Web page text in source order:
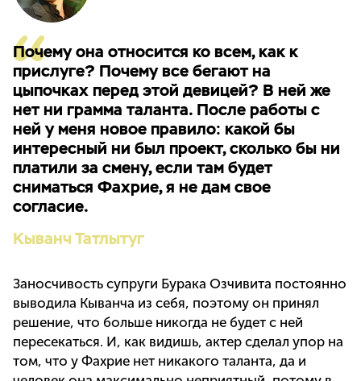
Почему она относится ко всем, как к
прислуге? Почему все бегают на
цыпочках перед этой девицей? В ней же
нет ни грамма таланта. После работы с
ней у меня новое правило: какой бы
интересный ни был проект, сколько бы ни
платили за смену, если там будет
сниматься Фахрие, я не дам свое
согласие.
Кыванч Татлытуг
Заносчивость супруги Бурака Озчивита постоянно
выводила Кыванча из себя, поэтому он принял
решение, что больше никогда не будет с ней
пересекаться. И, как видишь, актер сделал упор на
том, что у Фахрие нет никакого таланта, да и